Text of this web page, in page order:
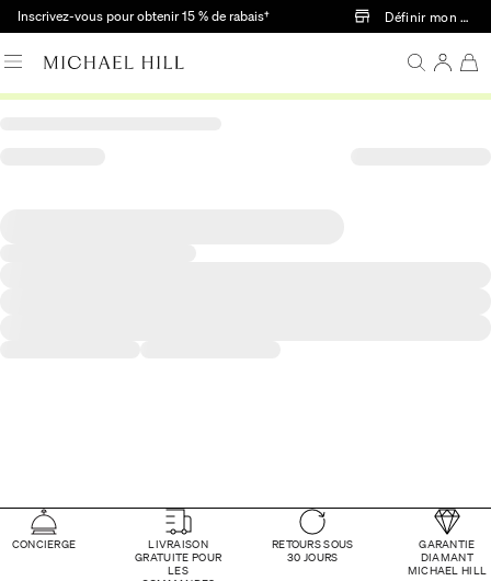
Passer au contenu principal
Inscrivez-vous pour obtenir 15 % de rabais† Définir mon
CONCIERGE
LIVRAISON
GRATUITE POUR
LES
RETOURS SOUS
30 JOURS
GARANTIE
DIAMANT
MICHAEL HILL